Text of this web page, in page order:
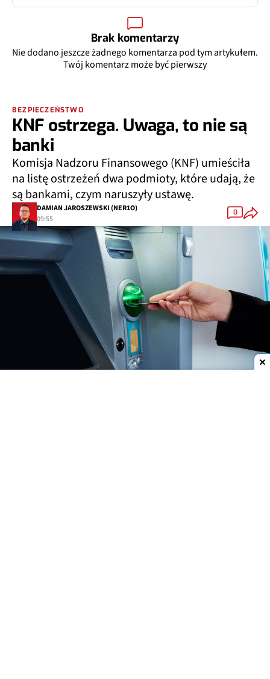
Brak komentarzy
Nie dodano jeszcze żadnego komentarza pod tym artykułem.
Twój komentarz może być pierwszy
BEZPIECZEŃSTWO
KNF ostrzega. Uwaga, to nie są
banki
Komisja Nadzoru Finansowego (KNF) umieściła
na listę ostrzeżeń dwa podmioty, które udają, że
są bankami, czym naruszyły ustawę.
DAMIAN JAROSZEWSKI (NER1O)
09:55
0